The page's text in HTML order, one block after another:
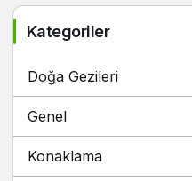
Kategoriler
Doğa Gezileri
Genel
Konaklama